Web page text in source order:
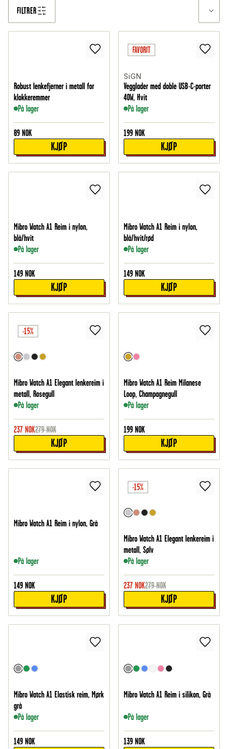
FILTRER
Robust lenkefjerner i metall for
klokkeremmer
På lager
89 NOK
KJØP
FAVORIT
SiGN
Vegglader med doble USB-C-porter
40W, Hvit
På lager
199 NOK
KJØP
Mibro Watch A1 Reim i nylon,
blå/hvit
På lager
149 NOK
KJØP
Mibro Watch A1 Reim i nylon,
blå/hvit/rød
På lager
149 NOK
KJØP
-15%
Mibro Watch A1 Elegant lenkereim i
metall, Rosegull
På lager
237 NOK279 NOK
KJØP
Mibro Watch A1 Reim Milanese
Loop, Champagnegull
På lager
199 NOK
KJØP
Mibro Watch A1 Reim i nylon, Grå
På lager
149 NOK
KJØP
-15%
Mibro Watch A1 Elegant lenkereim i
metall, Sølv
På lager
237 NOK279 NOK
KJØP
Mibro Watch A1 Elastisk reim, Mørk
grå
På lager
149 NOK
Mibro Watch A1 Reim i silikon, Grå
På lager
139 NOK